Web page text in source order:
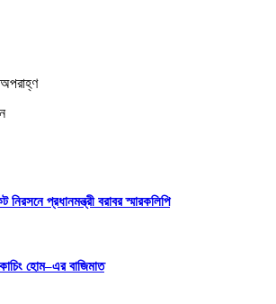
নিরসনে প্রধানমন্ত্রী বরাবর স্মারকলিপি
হোম–এর বাজিমাত